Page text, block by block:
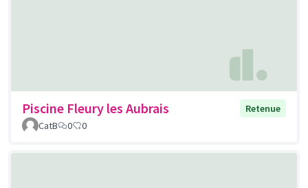
Piscine Fleury les Aubrais
Retenue
CatB
0 0